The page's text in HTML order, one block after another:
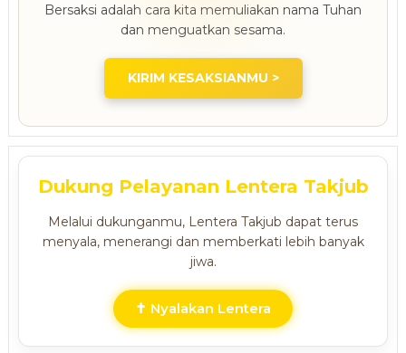
Bersaksi adalah cara kita memuliakan nama Tuhan
dan menguatkan sesama.
KIRIM KESAKSIANMU >
Dukung Pelayanan Lentera Takjub
Melalui dukunganmu, Lentera Takjub dapat terus
menyala, menerangi dan memberkati lebih banyak
jiwa.
✝ Nyalakan Lentera